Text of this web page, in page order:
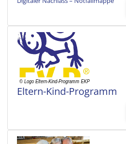
Eltern-Kind-Programm